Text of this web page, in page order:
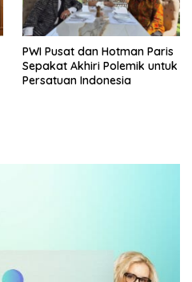
PWI Pusat dan Hotman Paris
Sepakat Akhiri Polemik untuk
Persatuan Indonesia